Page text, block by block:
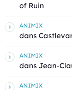
of Ruin
ANIMIX
dans
ANIMIX
dans Jean-
ANIMIX